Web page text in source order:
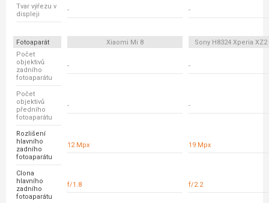
Tvar výřezu v
displeji
- -
Fotoaparát Xiaomi Mi 8
Sony H8324 Xperia
Počet
objektivů
zadního
fotoaparátu
- -
Počet
objektivů
předního
fotoaparátu
- -
Rozlišení
hlavního
zadního
fotoaparátu
12 Mpx 19 Mpx
Clona
hlavního
zadního
fotoaparátu
f/1.8 f/2.2